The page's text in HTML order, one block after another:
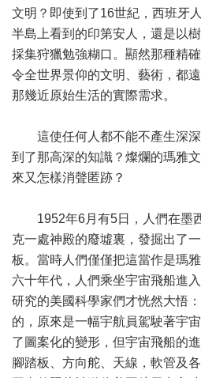
文明？即使到了16世紀，西班牙
半島上看到的印第安人，還是以
採集狩獵勉強糊口。顯然那種精
令全世界景仰的文明、藝術，都
那幾近原始生活的實際需求。
這使任何人都不能不產生深深
到了那高深的知識？燦爛的瑪雅
來又怎樣消聲匿跡？
1952年6月有5日，人們在墨
克一處神殿的廢墟裏，發掘出了
板。當時人們僅僅把這當作是瑪
六十年代，人們乘坐宇宙飛船進
研究的美國科學家們才恍然大悟
的，原來是一幅宇航員駕駛著宇
了圖案化的變形，但宇宙飛船的
腳踏板、方向舵、天線，軟管及